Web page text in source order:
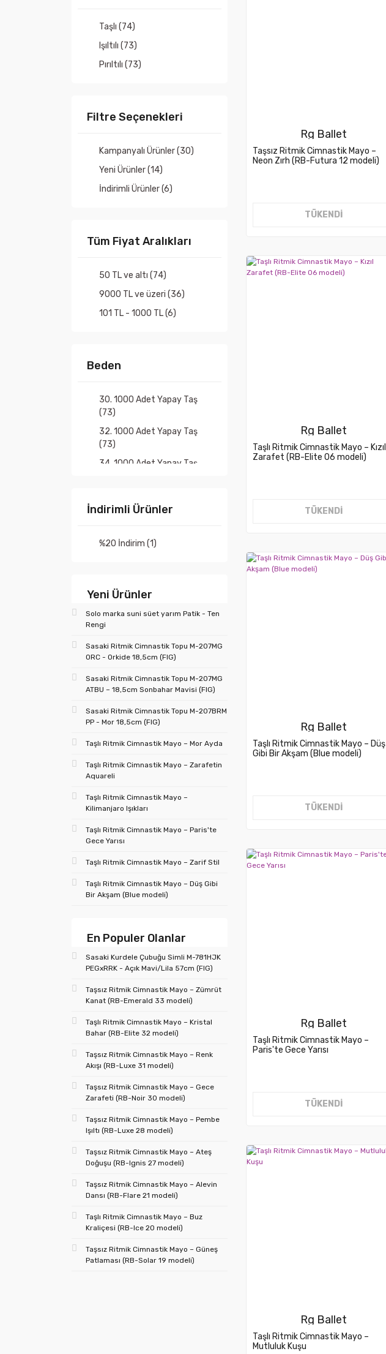
Yeşil (1)
Taşlı (74)
Işıltılı (73)
Pırıltılı (73)
Filtre Seçenekleri
Kampanyalı Ürünler (30)
Yeni Ürünler (14)
İndirimli Ürünler (6)
Tüm Fiyat Aralıkları
50 TL ve altı (74)
9000 TL ve üzeri (36)
101 TL - 1000 TL (6)
Beden
30. 1000 Adet Yapay Taş
(73)
32. 1000 Adet Yapay Taş
(73)
34. 1000 Adet Yapay Taş
(73)
(71)
40. 1000 Adet Yapay Taş
43-47cm (2)
38-42cm (1)
40-44cm (1)
41-45cm (1)
İndirimli Ürünler
%20 İndirim (1)
Yeni Ürünler
Solo marka suni süet yarım Patik - Ten
Rengi
Sasaki Ritmik Cimnastik Topu M-207MG
ORC - Orkide 18,5cm (FIG)
Sasaki Ritmik Cimnastik Topu M-207MG
ATBU – 18,5cm Sonbahar Mavisi (FIG)
Sasaki Ritmik Cimnastik Topu M-207BRM
PP - Mor 18,5cm (FIG)
Taşlı Ritmik Cimnastik Mayo – Mor Ayda
Taşlı Ritmik Cimnastik Mayo – Zarafetin
Aquareli
Taşlı Ritmik Cimnastik Mayo –
Kilimanjaro Işıkları
Taşlı Ritmik Cimnastik Mayo – Paris'te
Gece Yarısı
Taşlı Ritmik Cimnastik Mayo – Zarif Stil
Taşlı Ritmik Cimnastik Mayo – Düş Gibi
Bir Akşam (Blue modeli)
En Populer Olanlar
Sasaki Kurdele Çubuğu Simli M-781HJK
PEGxRRK - Açık Mavi/Lila 57cm (FIG)
Taşsız Ritmik Cimnastik Mayo – Zümrüt
Kanat (RB-Emerald 33 modeli)
Taşlı Ritmik Cimnastik Mayo – Kristal
Bahar (RB-Elite 32 modeli)
Taşsız Ritmik Cimnastik Mayo – Renk
Akışı (RB-Luxe 31 modeli)
Taşsız Ritmik Cimnastik Mayo – Gece
Zarafeti (RB-Noir 30 modeli)
Taşsız Ritmik Cimnastik Mayo – Pembe
Işıltı (RB-Luxe 28 modeli)
Taşsız Ritmik Cimnastik Mayo – Ateş
Doğuşu (RB-Ignis 27 modeli)
Taşsız Ritmik Cimnastik Mayo – Alevin
Dansı (RB-Flare 21 modeli)
Taşlı Ritmik Cimnastik Mayo – Buz
Kraliçesi (RB-Ice 20 modeli)
Taşsız Ritmik Cimnastik Mayo – Güneş
Patlaması (RB-Solar 19 modeli)
Rg Ballet
Taşsız Ritmik Cimnastik Mayo –
Neon Zırh (RB-Futura 12 modeli)
TÜKENDİ
Rg Ballet
Taşlı Ritmik Cimnastik Mayo – Kızıl
Zarafet (RB-Elite 06 modeli)
TÜKENDİ
Rg Ballet
Taşlı Ritmik Cimnastik Mayo – Düş
Gibi Bir Akşam (Blue modeli)
TÜKENDİ
Rg Ballet
Taşlı Ritmik Cimnastik Mayo –
Paris'te Gece Yarısı
TÜKENDİ
Rg Ballet
Taşlı Ritmik Cimnastik Mayo –
Mutluluk Kuşu